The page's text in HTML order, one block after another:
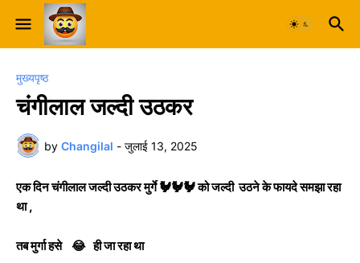
मुख्यपृष्ठ
चंगीलाल जल्दी उठकर
by Changilal - जुलाई 13, 2025
एक दिन चंगीलाल जल्दी उठकर मुर्गे 🐓🐓🐓 को जल्दी उठने के फायदे समझा रहा
था ,
तब मुर्गा हसे 😂 ही जा रहा था